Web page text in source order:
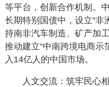
等平台，创新合作机制。
长期特别国债中，设立“非
持南非汽车制造、矿产加
推动建立“中南跨境电商示
入14亿人的中国市场。
人文交流：筑牢民心